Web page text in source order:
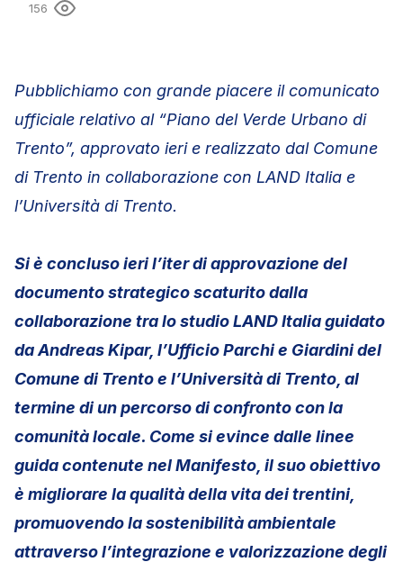
156
Pubblichiamo con grande piacere il comunicato
ufficiale relativo al “Piano del Verde Urbano di
Trento”, approvato ieri e realizzato dal Comune
di Trento in collaborazione con LAND Italia e
l’Università di Trento.
Si è concluso ieri l’iter di approvazione del
documento strategico scaturito dalla
collaborazione tra lo studio LAND Italia guidato
da Andreas Kipar, l’Ufficio Parchi e Giardini del
Comune di Trento e l’Università di Trento, al
termine di un percorso di confronto con la
comunità locale. Come si evince dalle linee
guida contenute nel Manifesto, il suo obiettivo
è migliorare la qualità della vita dei trentini,
promuovendo la sostenibilità ambientale
attraverso l’integrazione e valorizzazione degli